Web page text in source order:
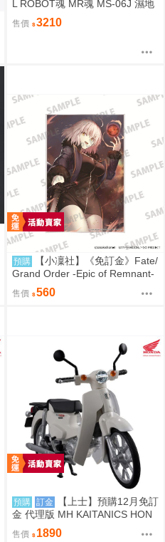
L ROBOT魂 MR魂 MS-06J 濕地
帶戰用 薩克 MS MUSEUM
售價 3210
預購
【小凜社】《免訂金》Fate/
Grand Order -Epic of Remnant-
貞德 阿爾托莉雅 壓克力板
售價 560
預購 訂金
【上士】預購12月免訂
金 代理版 MH KAITANICS HON
DA Super Cub 110 古典白 0914
售價 1890